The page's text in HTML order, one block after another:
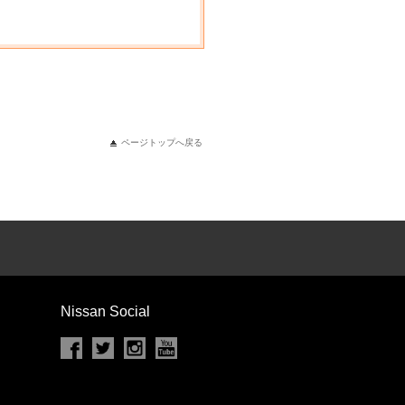
ページトップへ戻る
Nissan Social